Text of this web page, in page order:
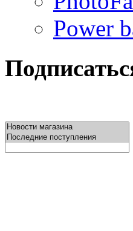
Power